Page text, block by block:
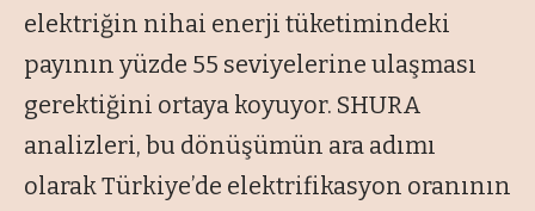
elektriğin nihai enerji tüketimindeki
payının yüzde 55 seviyelerine ulaşması
gerektiğini ortaya koyuyor. SHURA
analizleri, bu dönüşümün ara adımı
olarak Türkiye’de elektrifikasyon oranının